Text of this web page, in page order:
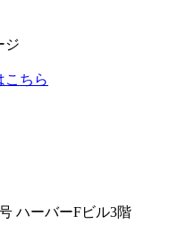
ジ
こちら
ハーバーFビル3階